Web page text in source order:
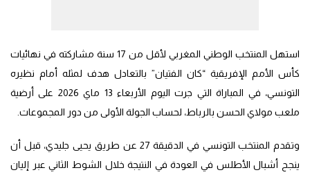
استهل المنتخب الوطني المغربي لأقل من 17 سنة مشاركته في نهائيات
كأس الأمم الإفريقية “كان الفتيان” بالتعادل هدف لمثله أمام نظيره
التونسي، في المباراة التي جرت اليوم الأربعاء 13 ماي 2026 على أرضية
ملعب مولاي الحسن بالرباط، لحساب الجولة الأولى من دور المجموعات.
وتقدم المنتخب التونسي في الدقيقة 27 عن طريق يحيى جليدي، قبل أن
ينجح أشبال الأطلس في العودة في النتيجة خلال الشوط الثاني عبر إليان